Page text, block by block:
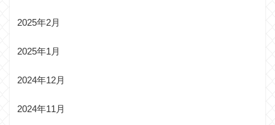
2025年2月
2025年1月
2024年12月
2024年11月